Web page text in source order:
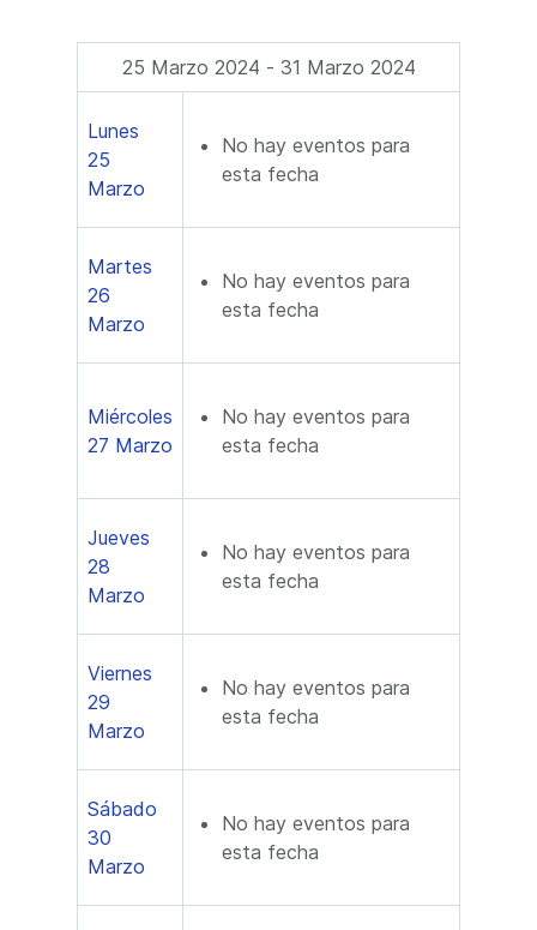
25 Marzo 2024 - 31 Marzo 2024
Lunes
25
Marzo
No hay eventos para
esta fecha
Martes
26
Marzo
No hay eventos para
esta fecha
Miércoles
27 Marzo
No hay eventos para
esta fecha
Jueves
28
Marzo
No hay eventos para
esta fecha
Viernes
29
Marzo
No hay eventos para
esta fecha
Sábado
30
Marzo
No hay eventos para
esta fecha